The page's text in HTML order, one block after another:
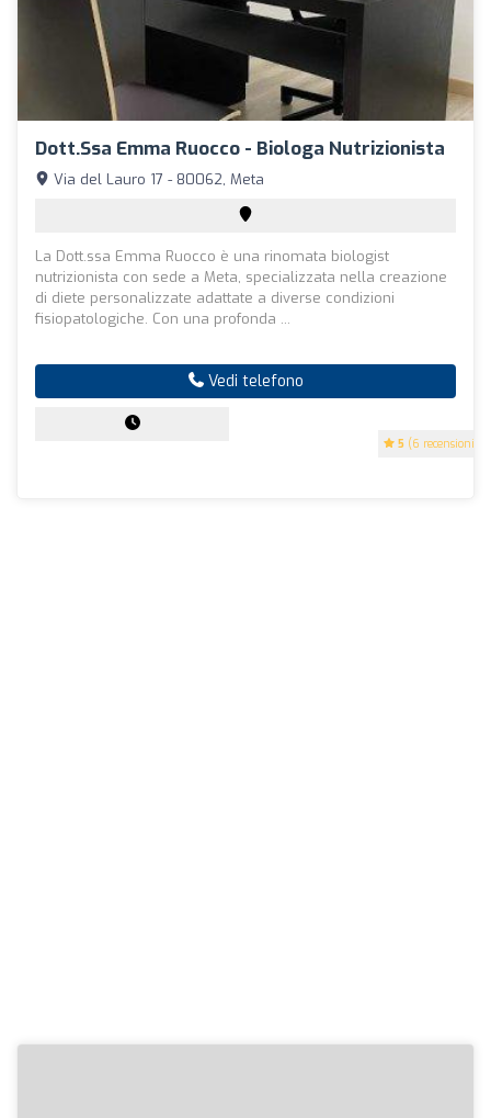
Dott.ssa Emma Ruocco - Biologa Nutrizionista
5 (6 recensioni)
Via del Lauro 17 - 80062, Meta
La Dott.ssa Emma Ruocco è una rinomata biologist
nutrizionista con sede a Meta, specializzata nella creazione
di diete personalizzate adattate a diverse condizioni
fisiopatologiche. Con una profonda ...
Vedi telefono